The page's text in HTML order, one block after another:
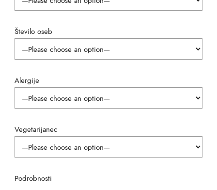
Število oseb
Alergije
Vegetarijanec
Podrobnosti